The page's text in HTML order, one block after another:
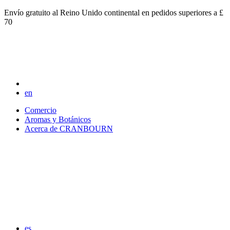
Envío gratuito al Reino Unido continental en pedidos superiores a £
70
en
Comercio
Aromas y Botánicos
Acerca de CRANBOURN
es